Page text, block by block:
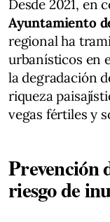
Desde 2021, en
Ayuntamiento
regional ha
urbanísticos en
la degradación
riqueza
vegas fértiles y
Prevención
riesgo de